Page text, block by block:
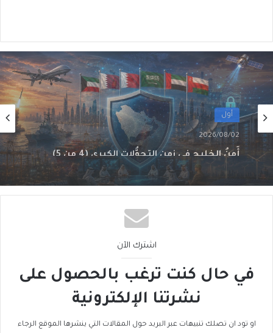
أول
2026/08/01
أَمنُ الخليج في زمنِ التحوُّلاتِ الكبرى (3 من 5)
اشترك الآن
في حال كنت ترغب بالحصول على
نشرتنا الإلكترونية
او تود ان تصلك تنبيهات عبر البريد حول المقالات التي ينشرها الموقع الرجاء